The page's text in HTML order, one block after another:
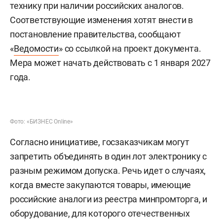
технику при наличии российских аналогов.
Соответствующие изменения хотят внести в
постановление правительства, сообщают
«Ведомости» со ссылкой на проект документа.
Мера может начать действовать с 1 января 2027
года.
Фото: «БИЗНЕС Online»
Согласно инициативе, госзаказчикам могут
запретить объединять в один лот электронику с
разным режимом допуска. Речь идет о случаях,
когда вместе закупаются товары, имеющие
российские аналоги из реестра минпромторга, и
оборудование, для которого отечественных